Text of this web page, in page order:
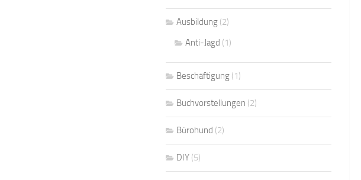
Ausbildung (2)
Anti-Jagd (1)
Beschäftigung (1)
Buchvorstellungen (2)
Bürohund (2)
DIY (5)